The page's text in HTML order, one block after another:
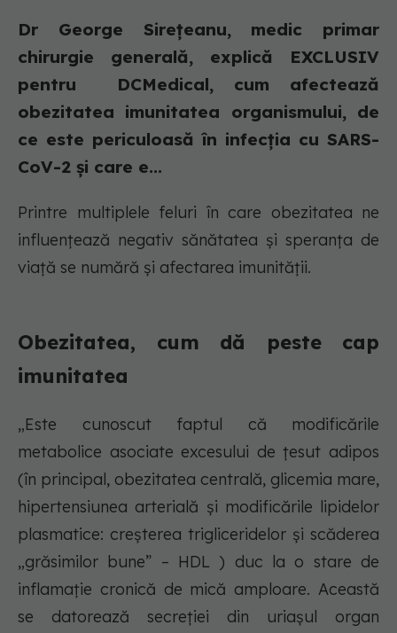
Dr George Sirețeanu, medic primar
chirurgie generală, explică EXCLUSIV
pentru DCMedical, cum afectează
obezitatea imunitatea organismului, de
ce este periculoasă în infecția cu SARS-
CoV-2 și care e...
Printre multiplele feluri în care obezitatea ne
influențează negativ sănătatea și speranța de
viață se numără și afectarea imunității.
Obezitatea, cum dă peste cap
imunitatea
„Este cunoscut faptul că modificările
metabolice asociate excesului de țesut adipos
(în principal, obezitatea centrală, glicemia mare,
hipertensiunea arterială și modificările lipidelor
plasmatice: creșterea trigliceridelor și scăderea
„grăsimilor bune” – HDL ) duc la o stare de
inflamație cronică de mică amploare. Această
se datorează secreției din uriașul organ